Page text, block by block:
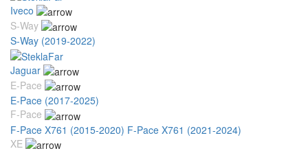
Iveco
S-Way
S-Way (2019-2022)
Jaguar
E-Pace
E-Pace (2017-2025)
F-Pace
F-Pace X761 (2015-2020) F-Pace X761 (2021-2024)
XE